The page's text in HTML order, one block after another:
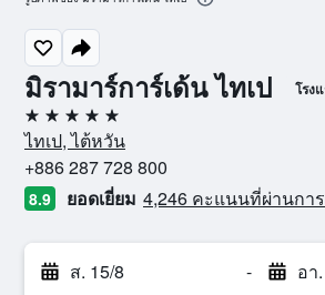
มิรามาร์การ์เด้น ไทเป โรง
5 ดาว
ไทเป, ไต้หวัน
+886 287 728 800
8.9 ยอดเยี่ยม 4,246 คะแนนที่ผ่านกา
ส. 15/8 - อา